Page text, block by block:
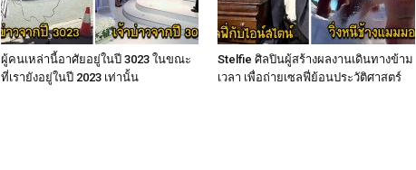
ผู้คนเหล่านี้อาศัยอยู่ในปี 3023 ในขณะ
ที่เรายังอยู่ในปี 2023 เท่านั้น
Stelfie ศิลปินผู้สร้างผลงานเดินทางข้าม
เวลา เพื่อถ่ายเซลฟี่ย้อนประวัติศาสตร์